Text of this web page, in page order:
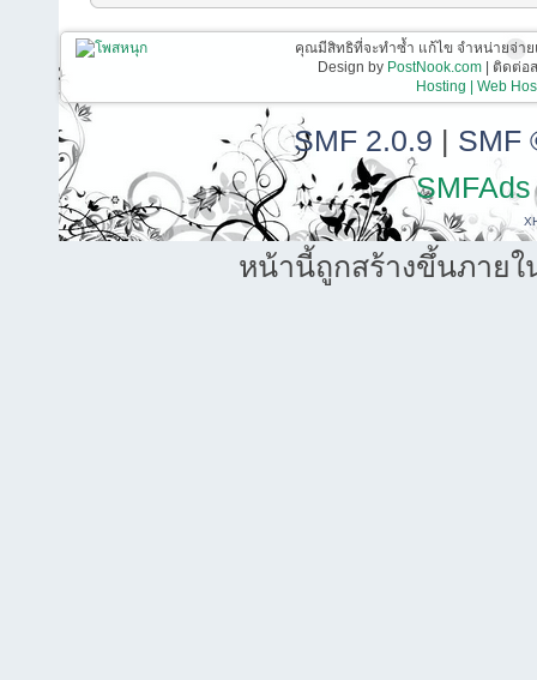
คุณมีสิทธิที่จะทำซ้ำ แก้ไข จำหน่ายจ่า
Design by PostNook.com| ติดต่อส
Hosting | Web
SMF 2.0.9 | SMF
SMFAds
หน้านี้ถูกสร้างขึ้นภายใ